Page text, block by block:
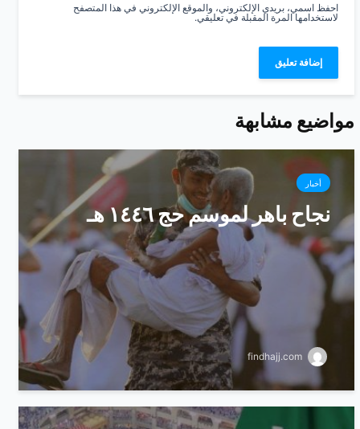
احفظ اسمي، بريدي الإلكتروني، والموقع الإلكتروني في هذا المتصفح
لاستخدامها المرة المقبلة في تعليقي.
مواضيع مشابهة
أخبار
نجاح باهر لموسم حج ١٤٤٦ هـ
findhajj.com